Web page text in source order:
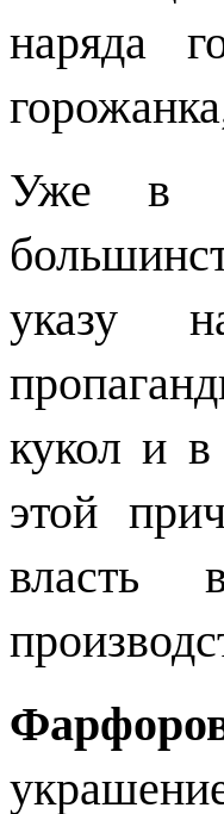
наряда
Уже в
указу
кукол и
этой
власть